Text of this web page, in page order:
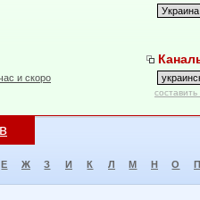
и скоро
Е Ж З И К Л М Н О П